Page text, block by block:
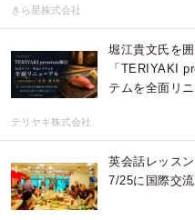
きら星株式会社
堀江貴文氏を
「TERIYAKI
テムを全面リ
テリヤキ株式会社
英会話レッス
7/25に国際交